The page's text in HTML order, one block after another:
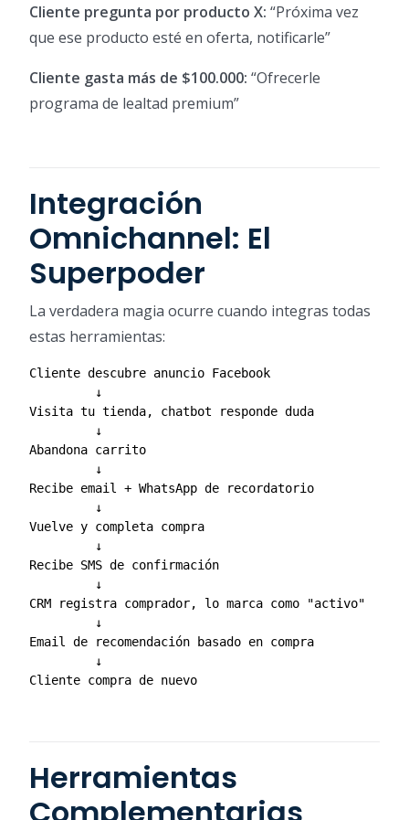
Cliente pregunta por producto X: “Próxima vez
que ese producto esté en oferta, notificarle”
Cliente gasta más de $100.000: “Ofrecerle
programa de lealtad premium”
Integración
Omnichannel: El
Superpoder
La verdadera magia ocurre cuando integras todas
estas herramientas:
Cliente descubre anuncio Facebook
         ↓
Visita tu tienda, chatbot responde duda
         ↓
Abandona carrito
         ↓
Recibe email + WhatsApp de recordatorio
         ↓
Vuelve y completa compra
         ↓
Recibe SMS de confirmación
         ↓
CRM registra comprador, lo marca como "activo"
         ↓
Email de recomendación basado en compra
         ↓
Herramientas